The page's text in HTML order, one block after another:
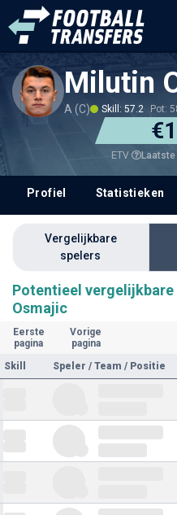
Milutin
A (C) Skill: 57.2 Pot:
ETV Laatste
Profiel Statistieken
Vergelijkbare
spelers
Potentieel
Osmajic
Eerste
pagina
Vorige
pagina
Skill
Speler / Team / Positie